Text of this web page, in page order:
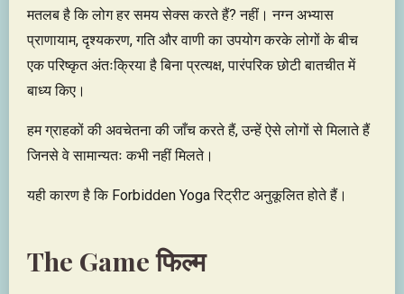
मतलब है कि लोग हर समय सेक्स करते हैं? नहीं। नग्न अभ्यास
प्राणायाम, दृश्यकरण, गति और वाणी का उपयोग करके लोगों के बीच
एक परिष्कृत अंतःक्रिया है बिना प्रत्यक्ष, पारंपरिक छोटी बातचीत में
बाध्य किए।
हम ग्राहकों की अवचेतना की जाँच करते हैं, उन्हें ऐसे लोगों से मिलाते हैं
जिनसे वे सामान्यतः कभी नहीं मिलते।
यही कारण है कि Forbidden Yoga रिट्रीट अनुकूलित होते हैं।
The Game फिल्म